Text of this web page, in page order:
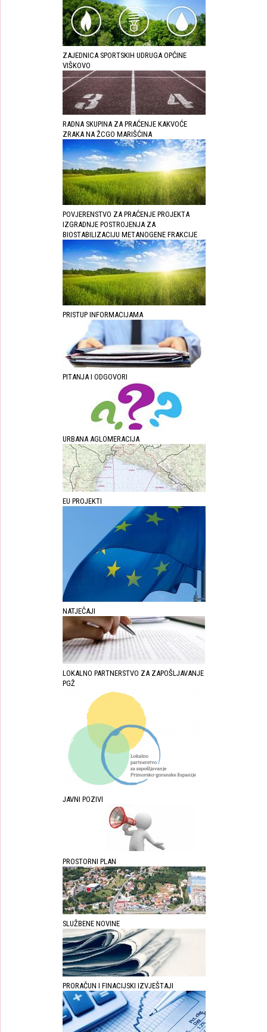
ZAJEDNICA SPORTSKIH UDRUGA OPĆINE
VIŠKOVO
RADNA SKUPINA ZA PRAĆENJE KAKVOĆE
ZRAKA NA ŽCGO MARIŠĆINA
POVJERENSTVO ZA PRAĆENJE PROJEKTA
IZGRADNJE POSTROJENJA ZA
BIOSTABILIZACIJU METANOGENE FRAKCIJE
PRISTUP INFORMACIJAMA
PITANJA I ODGOVORI
URBANA AGLOMERACIJA
EU PROJEKTI
NATJEČAJI
LOKALNO PARTNERSTVO ZA ZAPOŠLJAVANJE
PGŽ
JAVNI POZIVI
PROSTORNI PLAN
SLUŽBENE NOVINE
PRORAČUN I FINACIJSKI IZVJEŠTAJI